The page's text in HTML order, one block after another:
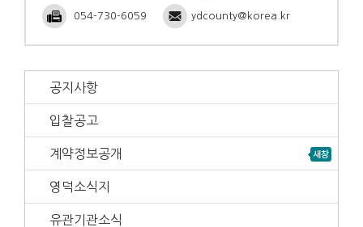
054-730-6059 ydcounty@korea.kr
공지사항
입찰공고
계약정보공개
영덕소식지
유관기관소식